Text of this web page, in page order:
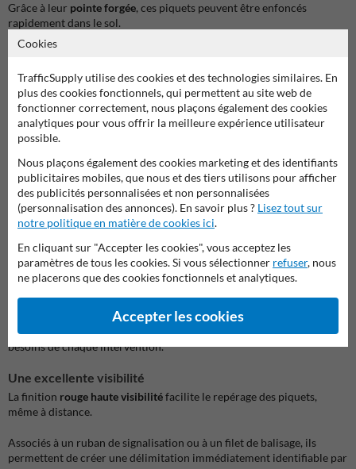
Grâce à leur pointe forgée, ces piquets peuvent être enfoncés
rapidement dans le sol.
aux sols stabilisés ;
aux espaces verts ;
aux accotements ;
aux terrains de chantier.
Leur mise en place ne nécessite aucun matériel complexe, ce qui
permet de sécuriser rapidement une zone.
Compatibles avec plusieurs systèmes de balisage
Le guide situé au sommet du piquet permet de maintenir
ruban de balisage ;
filet de chantier ;
chaîne plastique ;
cordon de délimitation.
Cette polyvalence permet d'adapter facilement le balisage selon les
besoins de chaque intervention.
Une excellente visibilité
La finition rouge haute visibilitéfacilite le repérage des piquets,
même à distance.
Associés à un ruban de signalisation ou à un filet de balisage, ils
permettent de créer une délimitation immédiatement identifiable par
Cookies
TrafficSupply utilise des cookies et des technologies similaires. En
plus des cookies fonctionnels, qui permettent au site web de
fonctionner correctement, nous plaçons également des cookies
analytiques pour vous offrir la meilleure expérience utilisateur
possible.
Nous plaçons également des cookies marketing et des identifiants
publicitaires mobiles, que nous et des tiers utilisons pour afficher
des publicités personnalisées et non personnalisées
(personnalisation des annonces). En savoir plus ? Lisez tout sur
notre politique en matière de cookies ici.
En cliquant sur "Accepter les cookies", vous acceptez les
paramètres de tous les cookies. Si vous sélectionner refuser, nous
ne placerons que des cookies fonctionnels et analytiques.
Accepter les cookies